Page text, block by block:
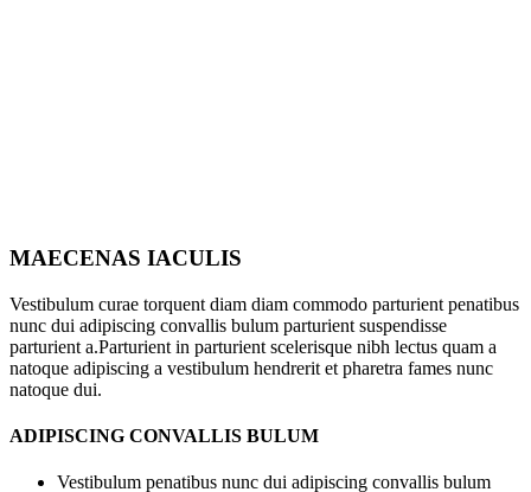
MAECENAS IACULIS
Vestibulum curae torquent diam diam commodo parturient penatibus
nunc dui adipiscing convallis bulum parturient suspendisse
parturient a.Parturient in parturient scelerisque nibh lectus quam a
natoque adipiscing a vestibulum hendrerit et pharetra fames nunc
natoque dui.
ADIPISCING CONVALLIS BULUM
Vestibulum penatibus nunc dui adipiscing convallis bulum